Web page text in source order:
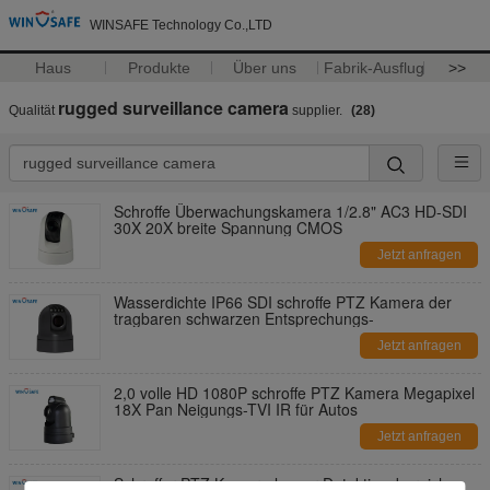
WINSAFE Technology Co.,LTD
Haus Produkte Über uns Fabrik-Ausflug >>
Qualität rugged surveillance camera supplier. (28)
Schroffe Überwachungskamera 1/2.8" AC3 HD-SDI
30X 20X breite Spannung CMOS
Jetzt anfragen
Wasserdichte IP66 SDI schroffe PTZ Kamera der
tragbaren schwarzen Entsprechungs-
Jetzt anfragen
2,0 volle HD 1080P schroffe PTZ Kamera Megapixel
18X Pan Neigungs-TVI IR für Autos
Jetzt anfragen
Schroffer PTZ Kamera-langer Detektionsbereich-